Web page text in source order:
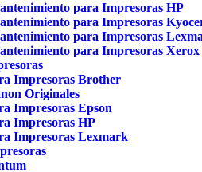
para Impresoras HP
para Impresoras
para Impresoras
para Impresoras Xerox
Impresoras Brother
Originales
Impresoras Epson
Impresoras HP
Impresoras Lexmark